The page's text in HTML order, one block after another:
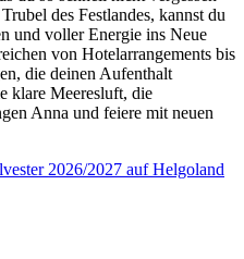
des Festlandes, kannst du
und voller Energie ins Neue
von Hotelarrangements bis
die deinen Aufenthalt
klare Meeresluft, die
Anna und feiere mit neuen
2026/2027 auf Helgoland